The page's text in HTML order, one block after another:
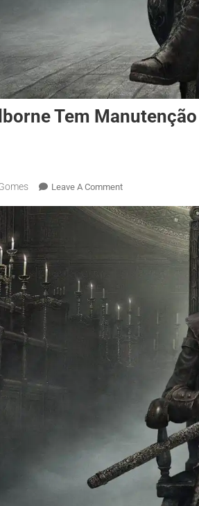
Tem
Leave A CommentOn
De
Bloodborne
Para
Aniversário
De
30
Playstation.